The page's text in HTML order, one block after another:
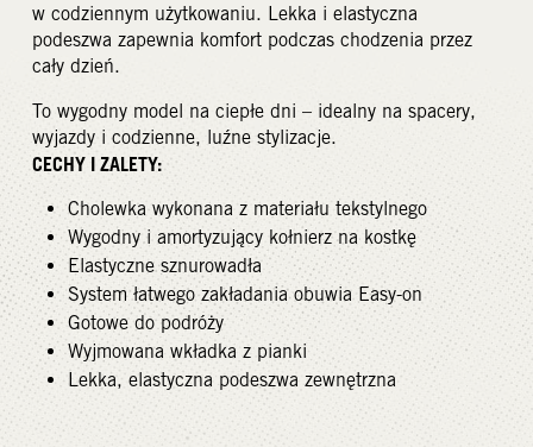
w codziennym użytkowaniu. Lekka i elastyczna
podeszwa zapewnia komfort podczas chodzenia przez
cały dzień.
To wygodny model na ciepłe dni – idealny na spacery,
wyjazdy i codzienne, luźne stylizacje.
CECHY I ZALETY:
Cholewka wykonana z materiału tekstylnego
Wygodny i amortyzujący kołnierz na kostkę
Elastyczne sznurowadła
System łatwego zakładania obuwia Easy-on
Gotowe do podróży
Wyjmowana wkładka z pianki
Lekka, elastyczna podeszwa zewnętrzna